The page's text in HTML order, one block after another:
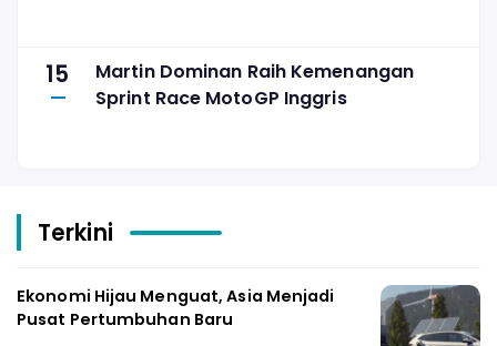
15
Martin Dominan Raih Kemenangan
Sprint Race MotoGP Inggris
Terkini
Ekonomi Hijau Menguat, Asia Menjadi
Pusat Pertumbuhan Baru